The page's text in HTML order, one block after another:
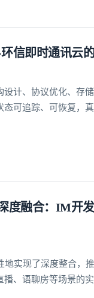
信即时通讯云
设计、协议优化、存
可追踪、可恢复，
度融合：IM开
地实现了深度整合，
、语聊房等场景的
同意